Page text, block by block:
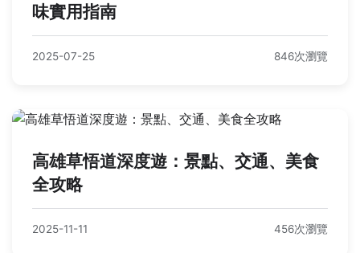
味實用指南
2025-07-25 846次瀏覽
高雄草悟道深度遊：景點、交通、美食
全攻略
2025-11-11 456次瀏覽